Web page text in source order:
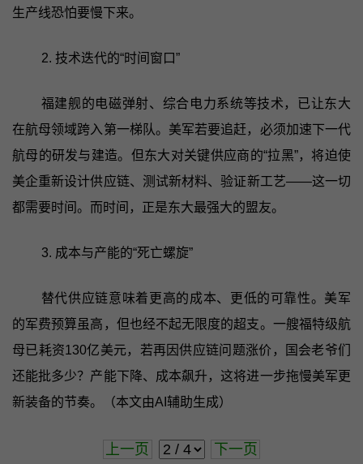
生产线恐怕要慢下来。
2. 技术迭代的“时间窗口”
福建舰的电磁弹射、综合电力系统等技术，已让东大
在航母领域跨入第一梯队。美军若要追赶，必须加速下一代
航母的研发与建造。但东大对关键供应商的“拉黑”，将迫使
美企重新设计供应链、测试新材料、验证新工艺——这一切
都需要时间。而时间，正是东大最强大的盟友。
3. 成本与产能的“死亡螺旋”
替代供应链意味着更高的成本、更低的可靠性。美军
的军费预算虽高，但也经不起无限度的超支。一艘福特级航
母已耗资130亿美元，若再因供应链问题涨价，国会老爷们
还能批多少？产能下降、成本飙升，这将进一步拖慢美军更
新装备的节奏。（本文由AI辅助生成）
上一页 下一页